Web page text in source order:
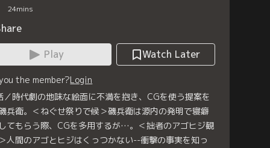
24mins
Play
Watch Later
the member?Login
／時代劇の地味な絵面に不満を抱き、CGを使う提案を
兵衛。＜ねぐせ祭りで候＞磯兵衛は源内の発明で寝癖
てもらう際、CGを多用するが…。＜拙者のアゴヒジ観
人間のアゴとヒジはくっつかない--衝撃の事実を知っ